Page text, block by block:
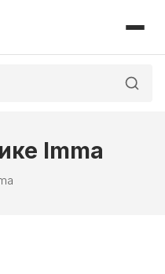
Imma